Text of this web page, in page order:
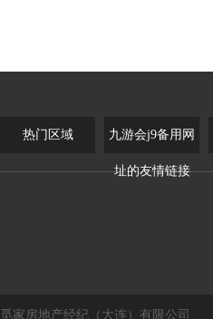
热门区域 九游会j9备用网
址的友情链接
觅家房地产经纪（大连）有限公司